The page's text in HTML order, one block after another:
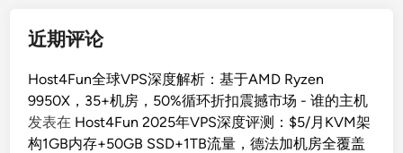
近期评论
Host4Fun全球VPS深度解析：基于AMD Ryzen
9950X，35+机房，50%循环折扣震撼市场 - 谁的主机
发表在 Host4Fun 2025年VPS深度评测：$5/月KVM架
构1GB内存+50GB SSD+1TB流量，德法加机房全覆盖